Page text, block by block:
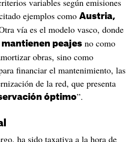
variables según emisiones
ejemplos como Austria,
vía es el modelo vasco, donde
mantienen peajesno como
obras, sino como
financiar el mantenimiento, las
de la red, que presenta
óptimo”.
ha sido taxativa a la hora de